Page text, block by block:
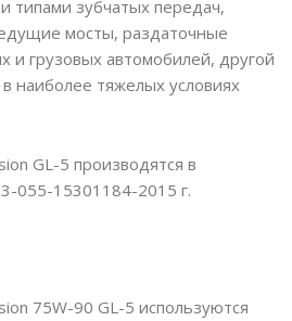
типами зубчатых передач,
мосты, раздаточные
и грузовых автомобилей, другой
наиболее тяжелых условиях
GL-5 производятся в
055-15301184-2015 г.
75W-90 GL-5 используются